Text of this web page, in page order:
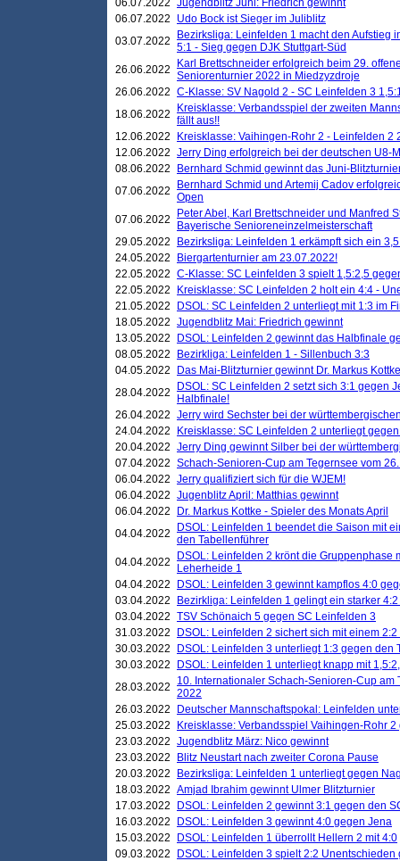
06.07.2022 Jugendblitz Juni: Friedrich gewinnt
06.07.2022
Udo Bock ist Sieger im Juliblitz
03.07.2022
Bezirksliga: Leinfelden 1 macht den Aufstieg
5:1 - Sieg gegen DJK Stuttgart-Süd
26.06.2022
Karl Brettschneider erfolgreich beim 29.
Seniorenturnier 2022 in Miedzyzdroje
26.06.2022 C-Klasse: SV Nagold 2 - SC Leinfelden 3
18.06.2022
Kreisklasse: Verbandsspiel der zweiten
fällt aus!!
12.06.2022
Kreisklasse: Vaihingen-Rohr 2 - Leinfelden 2
12.06.2022 Jerry Ding erfolgreich bei der deutschen U8-
08.06.2022
Bernhard Schmid gewinnt das Juni-
07.06.2022
Bernhard Schmid und Artemij Cadov
Open
07.06.2022
Peter Abel, Karl Brettschneider und Manfred
Bayerische Senioreneinzelmeisterschaft
29.05.2022
Bezirksliga: Leinfelden 1 erkämpft sich ein
24.05.2022
Biergartenturnier am 23.07.2022!
22.05.2022 C-Klasse: SC Leinfelden 3 spielt 1,5:2,5
22.05.2022
Kreisklasse: SC Leinfelden 2 holt ein 4:4 -
21.05.2022
DSOL: SC Leinfelden 2 unterliegt mit 1:3 im
18.05.2022 Jugendblitz Mai: Friedrich gewinnt
13.05.2022
DSOL: Leinfelden 2 gewinnt das Halbfinale
08.05.2022
Bezirkliga: Leinfelden 1 - Sillenbuch 3:3
04.05.2022
Das Mai-Blitzturnier gewinnt Dr. Markus
28.04.2022
DSOL: SC Leinfelden 2 setzt sich 3:1 gegen
Halbfinale!
26.04.2022 Jerry wird Sechster bei der
24.04.2022
Kreisklasse: SC Leinfelden 2 unterliegt
20.04.2022 Jerry Ding gewinnt Silber bei der
07.04.2022 Schach-Senioren-Cup am Tegernsee vom
06.04.2022 Jerry qualifiziert sich für die WJEM!
06.04.2022 Jugenblitz April: Matthias gewinnt
06.04.2022
Dr. Markus Kottke - Spieler des Monats April
04.04.2022
DSOL: Leinfelden 1 beendet die Saison mit
den Tabellenführer
04.04.2022
DSOL: Leinfelden 2 krönt die Gruppenphase
Leherheide 1
04.04.2022
DSOL: Leinfelden 3 gewinnt kampflos 4:0
03.04.2022
Bezirkliga: Leinfelden 1 gelingt ein starker
03.04.2022 TSV Schönaich 5 gegen SC Leinfelden 3
31.03.2022
DSOL: Leinfelden 2 sichert sich mit einem
30.03.2022
DSOL: Leinfelden 3 unterliegt 1:3 gegen den
30.03.2022
DSOL: Leinfelden 1 unterliegt knapp mit
28.03.2022
10. Internationaler Schach-Senioren-Cup am
2022
26.03.2022
Deutscher Mannschaftspokal: Leinfelden
25.03.2022
Kreisklasse: Verbandsspiel Vaihingen-Rohr
23.03.2022 Jugendblitz März: Nico gewinnt
23.03.2022
Blitz Neustart nach zweiter Corona Pause
20.03.2022
Bezirksliga: Leinfelden 1 unterliegt gegen
18.03.2022 Amjad Ibrahim gewinnt Ulmer Blitzturnier
17.03.2022
DSOL: Leinfelden 2 gewinnt 3:1 gegen den
16.03.2022
DSOL: Leinfelden 3 gewinnt 4:0 gegen Jena
15.03.2022
DSOL: Leinfelden 1 überrollt Hellern 2 mit 4:0
09.03.2022
DSOL: Leinfelden 3 spielt 2:2 Unentschieden